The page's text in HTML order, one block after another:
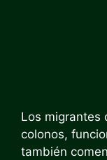
Los migrantes
colonos,
también